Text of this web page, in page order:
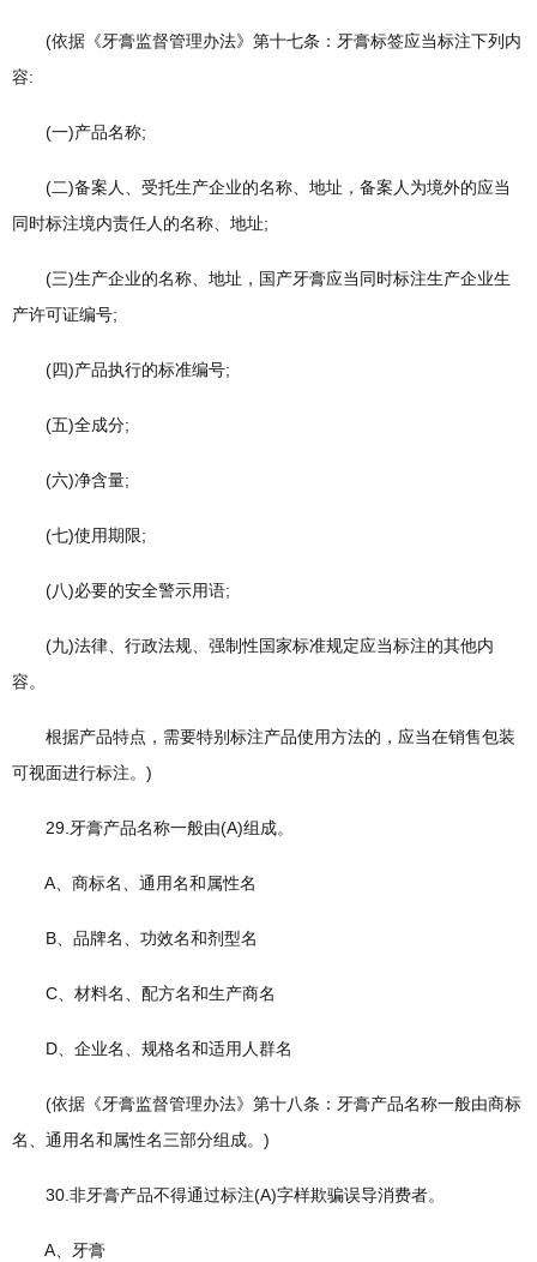
(依据《牙膏监督管理办法》第十七条：牙膏标签应当标注下列内
容:
(一)产品名称;
(二)备案人、受托生产企业的名称、地址，备案人为境外的应当
同时标注境内责任人的名称、地址;
(三)生产企业的名称、地址，国产牙膏应当同时标注生产企业生
产许可证编号;
(四)产品执行的标准编号;
(五)全成分;
(六)净含量;
(七)使用期限;
(八)必要的安全警示用语;
(九)法律、行政法规、强制性国家标准规定应当标注的其他内
容。
根据产品特点，需要特别标注产品使用方法的，应当在销售包装
可视面进行标注。)
29.牙膏产品名称一般由(A)组成。
A、商标名、通用名和属性名
B、品牌名、功效名和剂型名
C、材料名、配方名和生产商名
D、企业名、规格名和适用人群名
(依据《牙膏监督管理办法》第十八条：牙膏产品名称一般由商标
名、通用名和属性名三部分组成。)
30.非牙膏产品不得通过标注(A)字样欺骗误导消费者。
A、牙膏